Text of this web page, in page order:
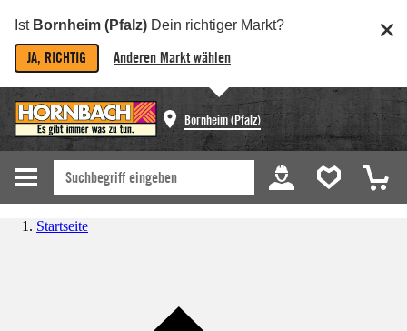
Ist Bornheim (Pfalz) Dein richtiger Markt?
JA, RICHTIG Anderen Markt wählen
Bornheim (Pfalz)
Startseite